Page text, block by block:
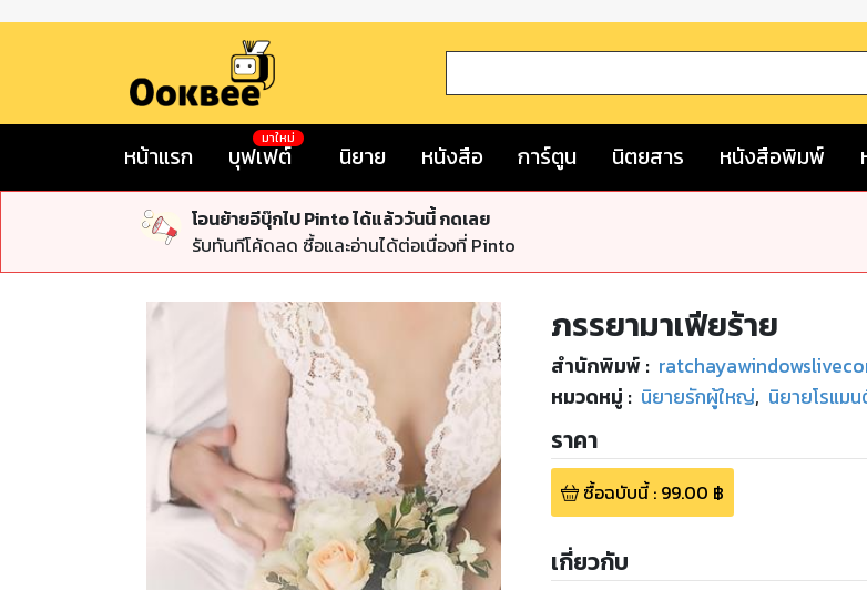
หน้าแรก บุฟเฟต์
มาใหม่
นิยาย หนังสือ การ์ตูน นิตยสาร หนังสือพิมพ์
โอนย้ายอีบุ๊กไป Pinto ได้แล้ววันนี้ กดเลย
รับทันทีโค้ดลด ซื้อและอ่านได้ต่อเนื่องที่ Pinto
ภรรยามาเฟียร้าย
สำนักพิมพ์ :
หมวดหมู่ : นิยายรักผู้ใหญ่, นิยายโรแม
ราคา
ซื้อฉบับนี้: 99.00 ฿
เกี่ยวกับ